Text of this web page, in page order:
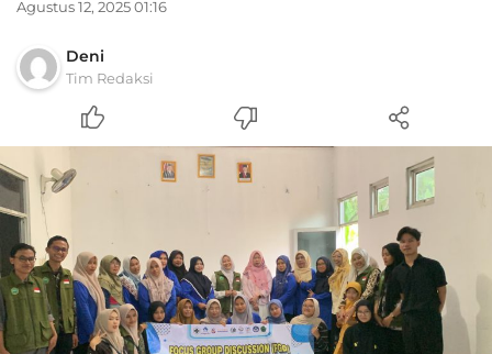
Agustus 12, 2025 01:16
Deni
Tim Redaksi